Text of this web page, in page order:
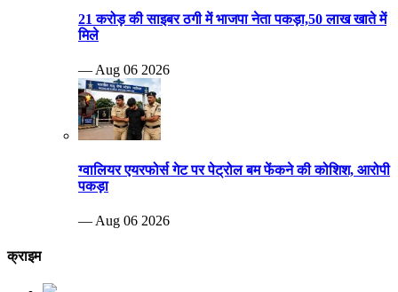
21 करोड़ की साइबर ठगी में भाजपा नेता पकड़ा,50 लाख खाते में
मिले
— Aug 06 2026
ग्वालियर एयरफोर्स गेट पर पेट्रोल बम फेंकने की कोशिश, आरोपी
पकड़ा
— Aug 06 2026
क्राइम